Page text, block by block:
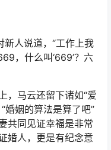
人说道，“工作上我
，什么叫‘669’？六
，马云还留下诸如“爱
婚姻的算法是算了吧”
共同见证幸福是非常
婚人，更是有纪念意